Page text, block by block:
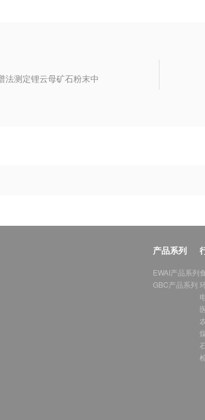
法测定锂云母矿石粉末中
产品系列
EWAI产品系列
GBC产品系列